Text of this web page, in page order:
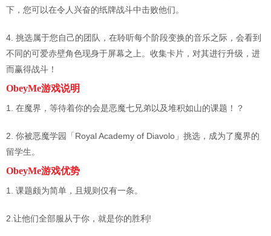
下，您可以在令人兴奋的纸牌战斗中击败他们。
4. 挑选属于您自己的团队，在聆听每个阶段变换的音乐之际，会看到
不同的可爱赤壁角色现身于屏幕之上。收集卡片，对其进行升级，进
而赢得战斗！
ObeyMe游戏说明
1. 在魔界，等待着你的会是恶魔七兄弟以及堆积如山的课题！？
2. 你被恶魔学园「Royal Academy of Diavolo」挑选，成为了魔界的
留学生。
ObeyMe游戏优势
1. 课题颇为简单，且规则仅有一条。
2.让他们全部服从于你，就是你的胜利!